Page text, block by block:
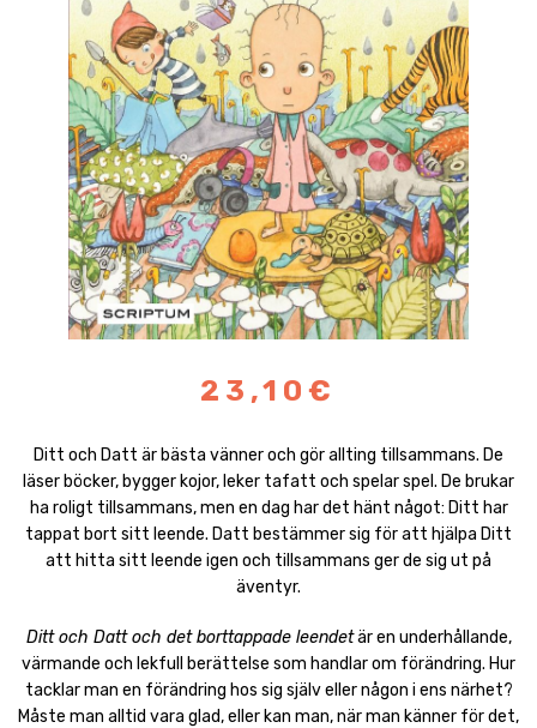
23,10€
Ditt och Datt är bästa vänner och gör allting tillsammans. De
läser böcker, bygger kojor, leker tafatt och spelar spel. De brukar
ha roligt tillsammans, men en dag har det hänt något: Ditt har
tappat bort sitt leende. Datt bestämmer sig för att hjälpa Ditt
att hitta sitt leende igen och tillsammans ger de sig ut på
äventyr.
Ditt och Datt och det borttappade leendetär en underhållande,
värmande och lekfull berättelse som handlar om förändring. Hur
tacklar man en förändring hos sig själv eller någon i ens närhet?
Måste man alltid vara glad, eller kan man, när man känner för det,